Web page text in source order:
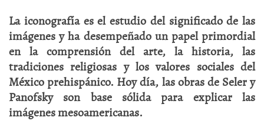
La iconografía es el estudio del significado de las
imágenes y ha desempeñado un papel primordial
en la comprensión del arte, la historia, las
tradiciones religiosas y los valores sociales del
México prehispánico. Hoy día, las obras de Seler y
Panofsky son base sólida para explicar las
imágenes mesoamericanas.